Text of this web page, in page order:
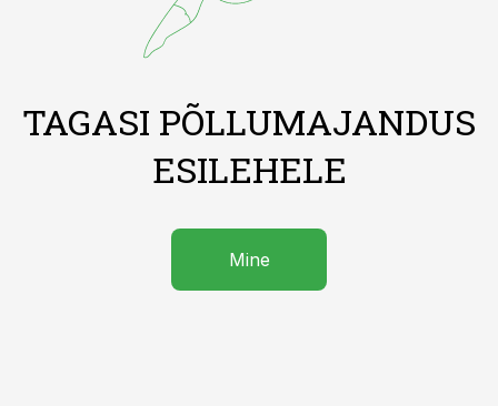
TAGASI PÕLLUMAJANDUS
ESILEHELE
Mine